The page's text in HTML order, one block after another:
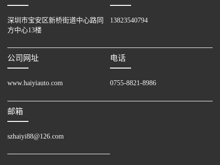
深圳市宝安区新桥街道中心路同
方中心13楼
13823540794
公司网址
www.haiyiauto.com
电话
0755-8821-8986
邮箱
szhaiyi88@126.com